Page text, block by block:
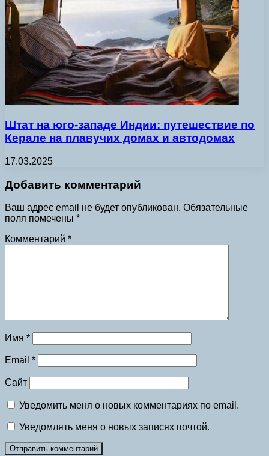
Штат на юго-западе Индии: путешествие по
Керале на плавучих домах и автодомах
17.03.2025
Добавить комментарий
Ваш адрес email не будет опубликован. Обязательные
поля помечены *
Комментарий *
Имя *
Email *
Сайт
Уведомить меня о новых комментариях по email.
Уведомлять меня о новых записях почтой.